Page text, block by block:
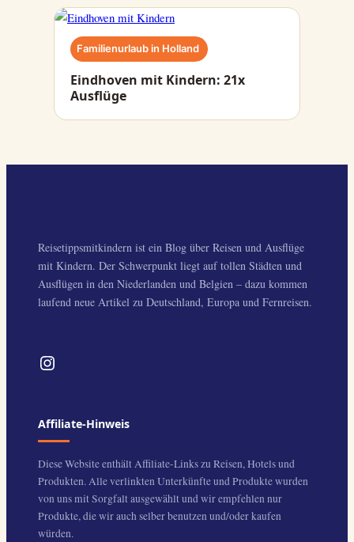
Familienurlaub in Holland
Eindhoven mit Kindern: 21x
Ausflüge
Reisetippsmitkindern ist ein Blog über Reisen und Ausflüge
mit Kindern. Der Schwerpunkt liegt auf tollen Städten und
Ausflügen in den Niederlanden und Belgien – dazu kommen
laufend neue Artikel zu Deutschland, Europa und Fernreisen.
Instagram
Affiliate-Hinweis
Diese Website enthält Affiliate-Links zu Reisen, Hotels und
Produkten. Alle verlinkten Unterkünfte und Produkte wurden
von uns mit Sorgfalt ausgewählt und wir empfehlen nur
Produkte, die wir auch selber benutzen und/oder kaufen
würden.